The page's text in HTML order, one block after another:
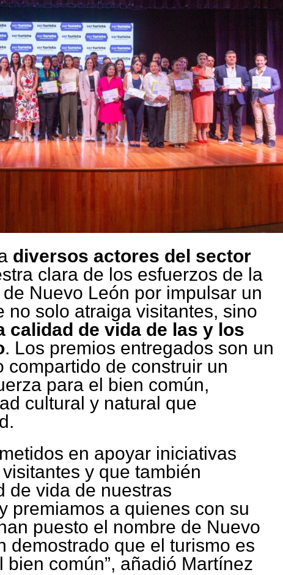
diversos actores del sector
clara de los esfuerzos de la
Nuevo León por impulsar un
no solo atraiga visitantes, sino
calidad de vida de las y los
. Los premios entregados son un
compartido de construir un
para el bien común,
cultural y natural que
en apoyar iniciativas
y que también
de vida de nuestras
premiamos a quienes con su
puesto el nombre de Nuevo
demostrado que el turismo es
bien común”, añadió Martínez